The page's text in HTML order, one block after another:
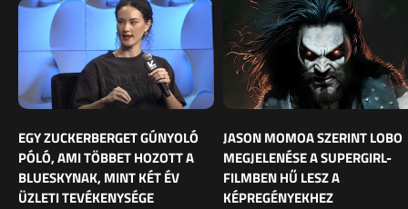
EGY ZUCKERBERGET GÚNYOLÓ
PÓLÓ, AMI TÖBBET HOZOTT A
BLUESKYNAK, MINT KÉT ÉV
ÜZLETI TEVÉKENYSÉGE
JASON MOMOA SZERINT LOBO
MEGJELENÉSE A SUPERGIRL-
FILMBEN HŰ LESZ A
KÉPREGÉNYEKHEZ